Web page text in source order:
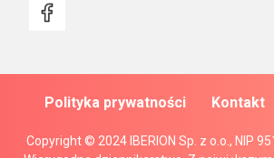
Copyright © 2024 IBERION Sp. z o.o., NIP
Polityka prywatności Kontakt